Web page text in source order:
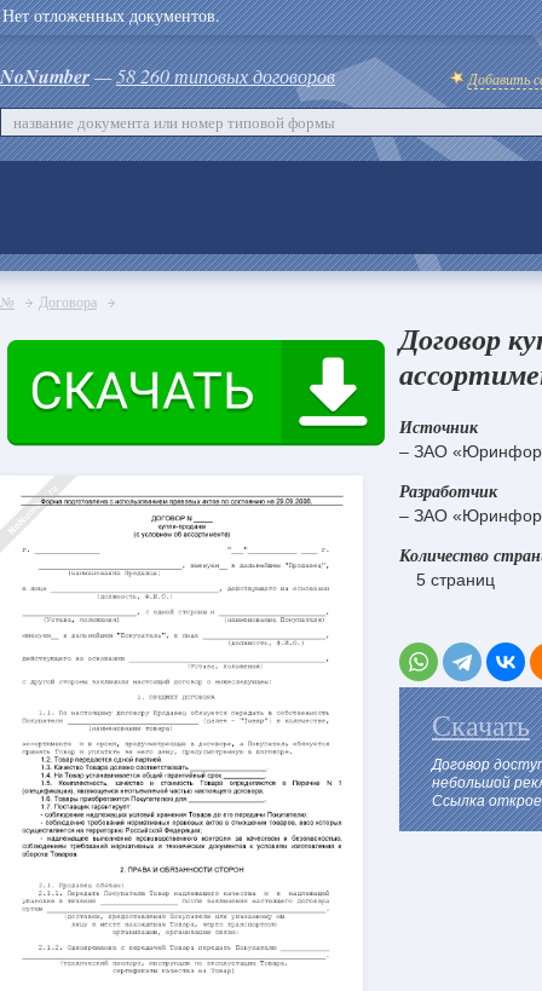
Нет отложенных документов.
NoNumber—58 260 типовых договоров Добавить
№ Договора
Договор
Источник
– ЗАО
Разработчик
– ЗАО
Количество
5 страниц
Скачать
Договор
небольшой
Ссылка